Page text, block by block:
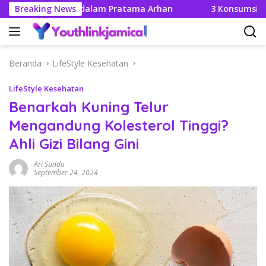
Langsung
ke
konten
Breaking News
Didalam Pratama Arhan 3 Konsumsi yang
Beranda LifeStyle Kesehatan
LifeStyle Kesehatan
Benarkah Kuning Telur
Mengandung Kolesterol Tinggi?
Ahli Gizi Bilang Gini
Ari Sunda
September 24, 2024